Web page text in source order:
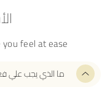
feel at ease
ما الذي يجب علي